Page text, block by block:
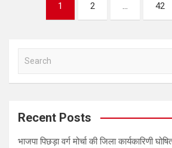
pagination
1 2 … 42
a
c
Recent Posts
भाजपा पिछड़ा वर्ग मोर्चा की जिला कार्यकारिणी